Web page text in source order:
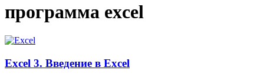
программа excel
Excel 3. Введение в Excel